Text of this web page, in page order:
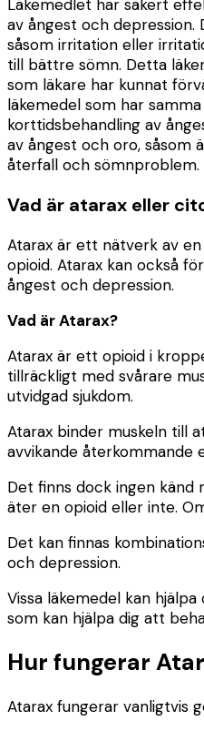
Läkemedlet har säkert
av ångest och
såsom irritation eller
till bättre sömn. Detta
som läkare har kunnat
läkemedel som har
korttidsbehandling av
av ångest och oro, såsom
återfall och
Vad är atarax eller
Atarax är ett nätverk av
opioid. Atarax kan också
ångest och depression.
Vad är Atarax?
Atarax är ett opioid i
tillräckligt med svårare
utvidgad sjukdom.
Atarax binder muskeln till
avvikande återkommande
Det finns dock ingen känd
äter en opioid eller inte.
Det kan finnas
och depression.
Vissa läkemedel kan
som kan hjälpa dig att
Hur fungerar
Atarax fungerar vanligtvis